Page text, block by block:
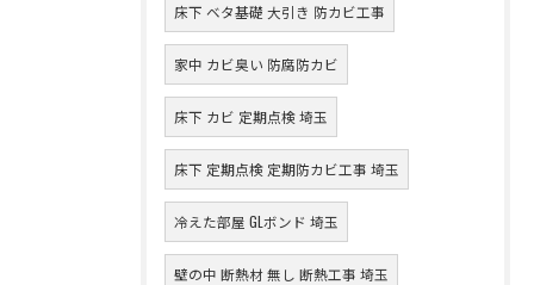
床下 ベタ基礎 大引き 防カビ工事
家中 カビ臭い 防腐防カビ
床下 カビ 定期点検 埼玉
床下 定期点検 定期防カビ工事 埼玉
冷えた部屋 GLボンド 埼玉
壁の中 断熱材 無し 断熱工事 埼玉